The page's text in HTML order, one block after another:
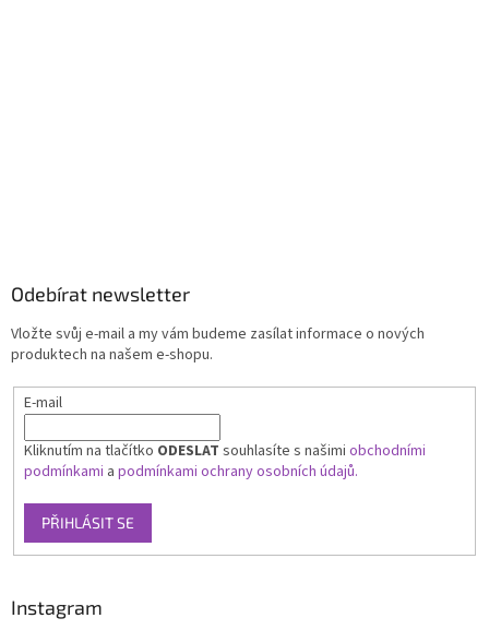
Odebírat newsletter
Vložte svůj e-mail a my vám budeme zasílat informace o nových
produktech na našem e-shopu.
E-mail
Kliknutím na tlačítko ODESLAT souhlasíte s našimi obchodními
podmínkami a podmínkami ochrany osobních údajů.
PŘIHLÁSIT SE
Instagram